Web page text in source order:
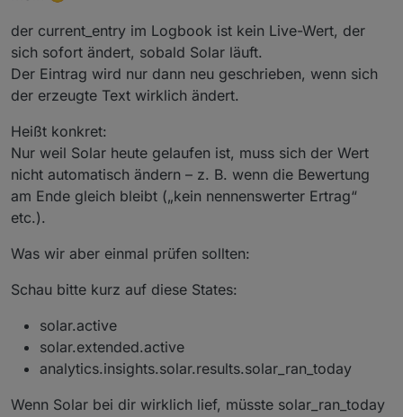
der current_entry im Logbook ist kein Live-Wert, der
sich sofort ändert, sobald Solar läuft.
Der Eintrag wird nur dann neu geschrieben, wenn sich
der erzeugte Text wirklich ändert.
Heißt konkret:
Nur weil Solar heute gelaufen ist, muss sich der Wert
nicht automatisch ändern – z. B. wenn die Bewertung
am Ende gleich bleibt („kein nennenswerter Ertrag“
etc.).
Was wir aber einmal prüfen sollten:
Schau bitte kurz auf diese States:
solar.active
solar.extended.active
analytics.insights.solar.results.solar_ran_today
Wenn Solar bei dir wirklich lief, müsste solar_ran_today